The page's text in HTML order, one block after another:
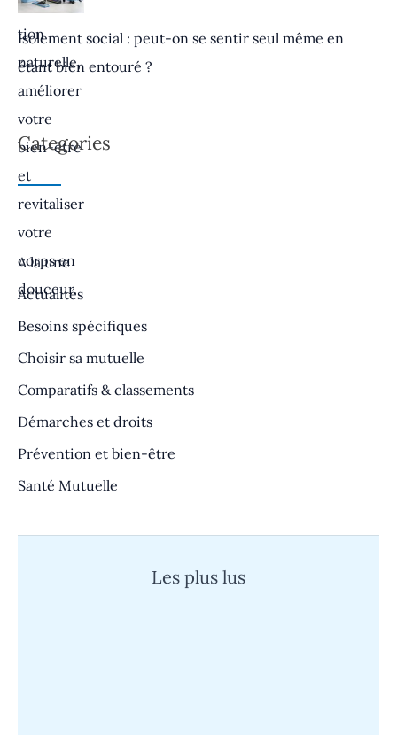
Isolement social : peut-on se sentir seul même en
étant bien entouré ?
Categories
A la une
Actualités
Besoins spécifiques
Choisir sa mutuelle
Comparatifs & classements
Démarches et droits
Prévention et bien-être
Santé Mutuelle
Les plus lus